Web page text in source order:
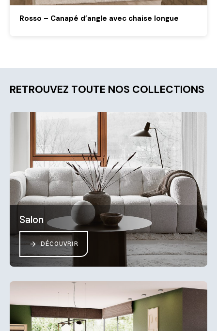
Rosso – Canapé d’angle avec chaise longue
RETROUVEZ TOUTE NOS COLLECTIONS
Salon
DÉCOUVRIR